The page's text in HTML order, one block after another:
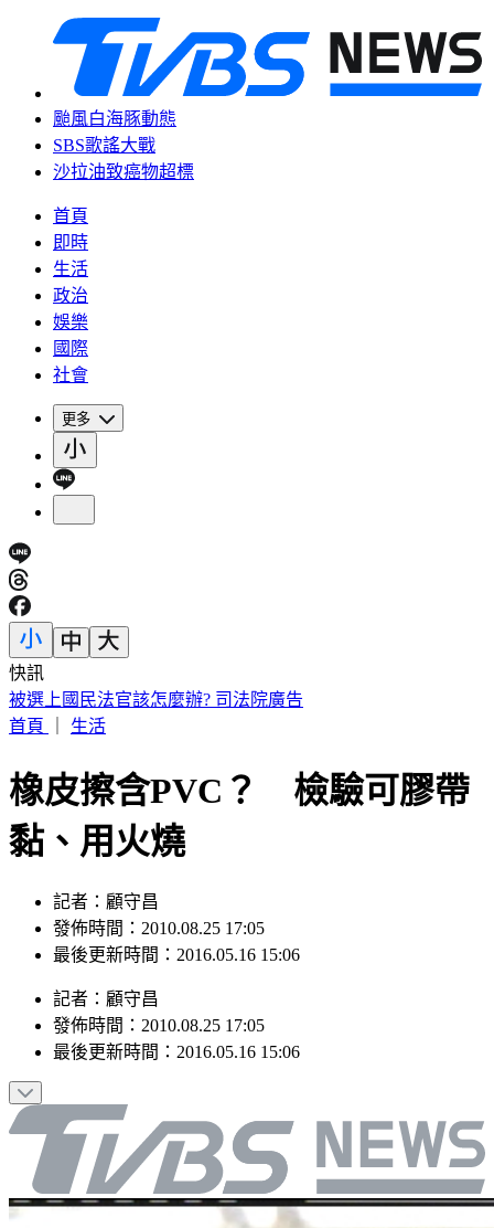
颱風白海豚動態
SBS歌謠大戰
沙拉油致癌物超標
首頁
即時
生活
政治
娛樂
國際
社會
更多
快訊
被選上國民法官該怎麼辦? 司法院廣告
首頁
生活
橡皮擦含PVC？ 檢驗可膠帶
黏、用火燒
記者：顧守昌
發佈時間：2010.08.25 17:05
最後更新時間：2016.05.16 15:06
記者 ： 顧守昌
發佈時間： 2010.08.25 17:05
最後更新時間： 2016.05.16 15:06